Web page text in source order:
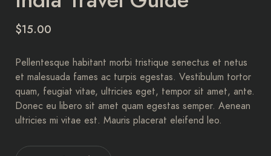
$15.00
Pellentesque habitant morbi tristique senectus et netus
et malesuada fames ac turpis egestas. Vestibulum tortor
quam, feugiat vitae, ultricies eget, tempor sit amet, ante.
Donec eu libero sit amet quam egestas semper. Aenean
ultricies mi vitae est. Mauris placerat eleifend leo.